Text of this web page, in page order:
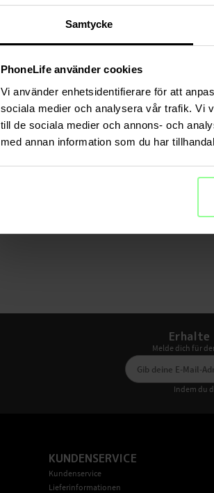
Samtycke
PhoneLife använder cookies
Vi använder enhetsidentifierare för att
sociala medier och analysera vår trafik. Vi
till de sociala medier och annons- och
med annan information som du har
Erhalte
Melde dich für
Indem du
KUNDENSERVICE
Kundenservice
Lieferinformationen